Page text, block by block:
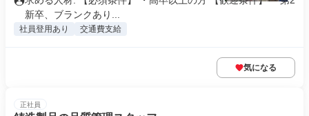
新卒、ブランクあり...
社員登用あり 交通費支給
気になる
正社員